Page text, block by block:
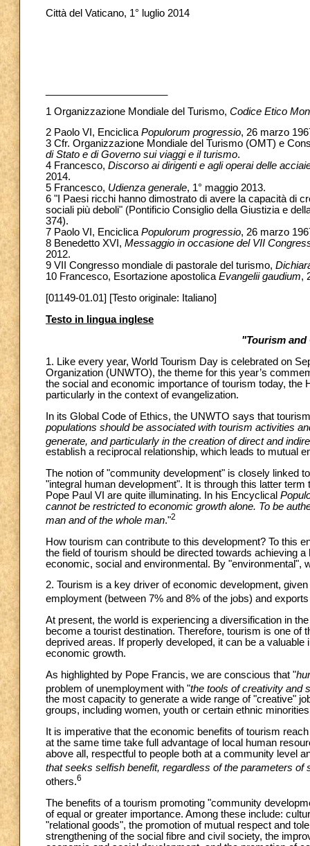
Città del Vaticano, 1° luglio 2014
1 Organizzazione Mondiale del Turismo, Codice Etico
2 Paolo VI, EnciclicaPopulorum progressio, 26 marzo
3 Cfr. Organizzazione Mondiale del Turismo (OMT) e
di Stato e di Governo sui viaggi e il turismo.
4 Francesco, Discorso ai dirigenti e agli operai delle
2014.
5 Francesco, Udienza generale, 1° maggio 2013.
6 "I Paesi ricchi hanno dimostrato di avere la capacità di
sociali più deboli" (Pontificio Consiglio della Giustizia e
374).
7 Paolo VI, EnciclicaPopulorum progressio, 26 marzo
8 Benedetto XVI, Messaggio in occasione del VII
2012.
9 VII Congresso mondiale di pastorale del turismo,
10 Francesco, Esortazione apostolicaEvangelii gaudium,
[01149-01.01] [Testo originale: Italiano]
Testo in lingua inglese
"Tourism
1. Like every year, World Tourism Day is celebrated on
Organization (UNWTO), the theme for this year’s
the social and economic importance of tourism today,
particularly in the context of evangelization.
In its Global Code of Ethics, the UNWTO says that
populations should be associated with tourism activities
generate, and particularly in the creation of direct and
establish a reciprocal relationship, which leads to mutual
The notion of "community development" is closely linked
"integral human development". It is through this latter
Pope Paul VI are quite illuminating. In his Encyclical
cannot be restricted to economic growth alone. To be
man and of the whole man."2
How tourism can contribute to this development? To this
the field of tourism should be directed towards achieving
economic, social and environmental. By "environmental",
2. Tourism is a key driver of economic development,
employment (between 7% and 8% of the jobs) and
At present, the world is experiencing a diversification in
become a tourist destination. Therefore, tourism is one
deprived areas. If properly developed, it can be a
economic growth.
As highlighted by Pope Francis, we are conscious that "
problem of unemployment with "the tools of creativity and
the most capacity to generate a wide range of "creative"
groups, including women, youth or certain ethnic
It is imperative that the economic benefits of tourism
at the same time take full advantage of local human
above all, respectful to people both at a community level
that seeks selfish benefit, regardless of the parameters of
others.6
The benefits of a tourism promoting "community
of equal or greater importance. Among these include:
"relational goods", the promotion of mutual respect and
strengthening of the social fibre and civil society, the